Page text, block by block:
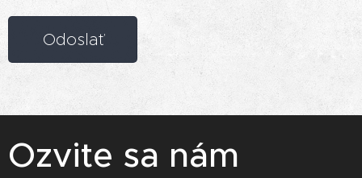
Odoslať
Ozvite sa nám